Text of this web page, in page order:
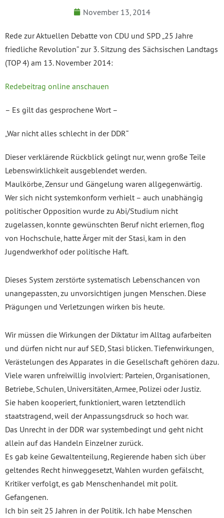
November 13, 2014
Rede zur Aktuellen Debatte von CDU und SPD „25 Jahre
friedliche Revolution“ zur 3. Sitzung des Sächsischen Landtags
(TOP 4) am 13. November 2014:
Redebeitrag online anschauen
– Es gilt das gesprochene Wort –
„War nicht alles schlecht in der DDR“
Dieser verklärende Rückblick gelingt nur, wenn große Teile
Lebenswirklichkeit ausgeblendet werden.
Maulkörbe, Zensur und Gängelung waren allgegenwärtig.
Wer sich nicht systemkonform verhielt – auch unabhängig
politischer Opposition wurde zu Abi/Studium nicht
zugelassen, konnte gewünschten Beruf nicht erlernen, flog
von Hochschule, hatte Ärger mit der Stasi, kam in den
Jugendwerkhof oder politische Haft.
Dieses System zerstörte systematisch Lebenschancen von
unangepassten, zu unvorsichtigen jungen Menschen. Diese
Prägungen und Verletzungen wirken bis heute.
Wir müssen die Wirkungen der Diktatur im Alltag aufarbeiten
und dürfen nicht nur auf SED, Stasi blicken. Tiefenwirkungen,
Verästelungen des Apparates in die Gesellschaft gehören dazu.
Viele waren unfreiwillig involviert: Parteien, Organisationen,
Betriebe, Schulen, Universitäten, Armee, Polizei oder Justiz.
Sie haben kooperiert, funktioniert, waren letztendlich
staatstragend, weil der Anpassungsdruck so hoch war.
Das Unrecht in der DDR war systembedingt und geht nicht
allein auf das Handeln Einzelner zurück.
Es gab keine Gewaltenteilung, Regierende haben sich über
geltendes Recht hinweggesetzt, Wahlen wurden gefälscht,
Kritiker verfolgt, es gab Menschenhandel mit polit.
Gefangenen.
Ich bin seit 25 Jahren in der Politik. Ich habe Menschen